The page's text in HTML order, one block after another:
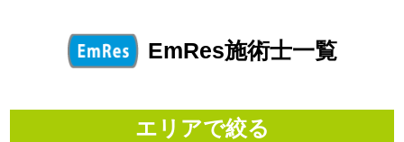
EmRes施術士一覧
エリアで絞る